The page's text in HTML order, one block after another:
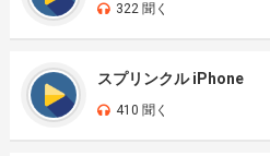
322 聞く
スプリンクル iPhone
410 聞く